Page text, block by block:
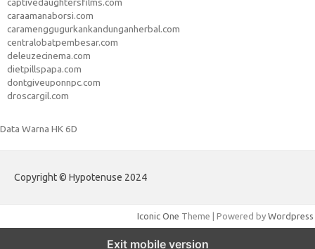
caraamanaborsi.com
caramenggugurkankandunganherbal.com
centralobatpembesar.com
deleuzecinema.com
dietpillspapa.com
dontgiveuponnpc.com
droscargil.com
Data Warna HK 6D
Copyright © Hypotenuse 2024
Iconic One Theme | Powered by Wordpress
Exit mobile version